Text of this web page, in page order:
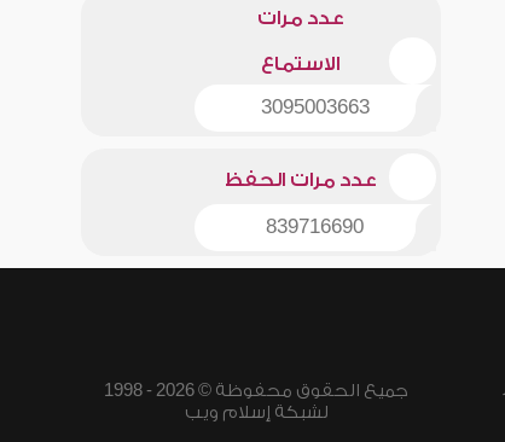
عدد مرات
الاستماع
3095003663
عدد مرات الحفظ
839716690
جميع الحقوق محفوظة © 2026 - 1998
لشبكة إسلام ويب